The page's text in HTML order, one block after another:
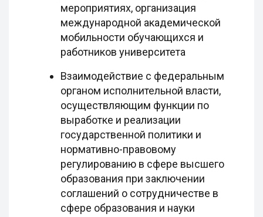
мероприятиях, организация
международной академической
мобильности обучающихся и
работников университета
Взаимодействие с федеральным
органом исполнительной власти,
осуществляющим функции по
выработке и реализации
государственной политики и
нормативно-правовому
регулированию в сфере высшего
образования при заключении
соглашений о сотрудничестве в
сфере образования и науки